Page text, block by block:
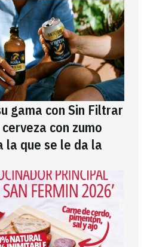
gama con Sin Filtrar
con zumo
la que se le da la